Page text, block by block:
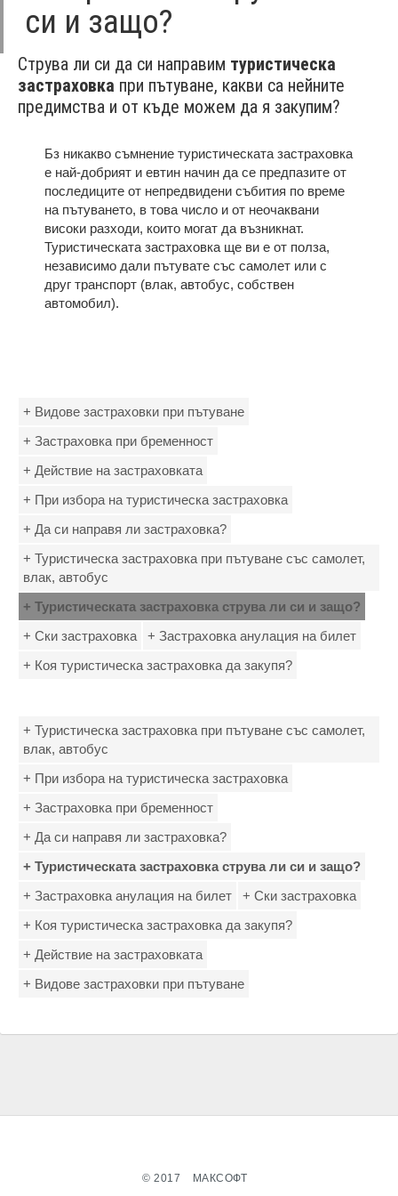
си и защо?
Струва ли си да си направим туристическа
застраховка при пътуване, какви са нейните
предимства и от къде можем да я закупим?
Бз никакво съмнение туристическата застраховка
е най-добрият и евтин начин да се предпазите от
последиците от непредвидени събития по време
на пътуването, в това число и от неочаквани
високи разходи, които могат да възникнат.
Туристическата застраховка ще ви е от полза,
независимо дали пътувате със самолет или с
друг транспорт (влак, автобус, собствен
автомобил).
+ Видове застраховки при пътуване
+ Застраховка при бременност
+ Действие на застраховката
+ При избора на туристическа застраховка
+ Да си направя ли застраховка?
+ Туристическа застраховка при пътуване със самолет,
влак, автобус
+ Туристическата застраховка струва ли си и защо?
+ Ски застраховка
+ Застраховка анулация на билет
+ Коя туристическа застраховка да закупя?
+ Туристическа застраховка при пътуване със самолет,
влак, автобус
+ При избора на туристическа застраховка
+ Застраховка при бременност
+ Да си направя ли застраховка?
+ Туристическата застраховка струва ли си и защо?
+ Застраховка анулация на билет
+ Ски застраховка
+ Коя туристическа застраховка да закупя?
+ Действие на застраховката
+ Видове застраховки при пътуване
© 2017 МАКСОФТ